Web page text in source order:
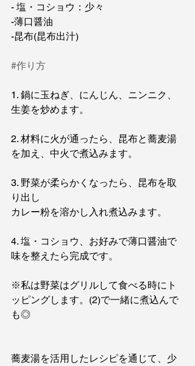
- 塩・コショウ：少々
-薄口醤油
-昆布(昆布出汁)
#作り方
1. 鍋に玉ねぎ、にんじん、ニンニク、
生姜を炒めます。
2. 材料に火が通ったら、昆布と蕎麦湯
を加え、中火で煮込みます。
3. 野菜が柔らかくなったら、昆布を取
り出し
カレー粉を溶かし入れ煮込みます。
4. 塩・コショウ、お好みで薄口醤油で
味を整えたら完成です。
※私は野菜はグリルして食べる時にト
ッピングします。(2)で一緒に煮込んで
も◎
蕎麦湯を活用したレシピを通じて、少